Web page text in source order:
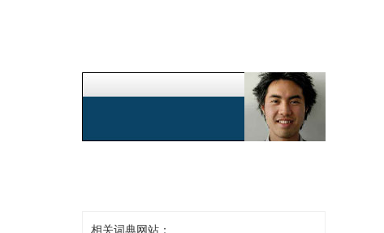
相关词典网站：